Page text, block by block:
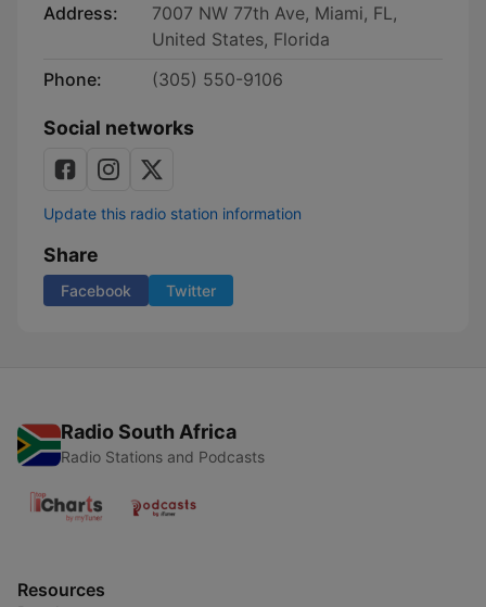
Address:
7007 NW 77th Ave, Miami, FL,
United States, Florida
Phone:
(305) 550-9106
Social networks
Update this radio station information
Share
Facebook Twitter
Radio South Africa
Radio Stations and Podcasts
Resources